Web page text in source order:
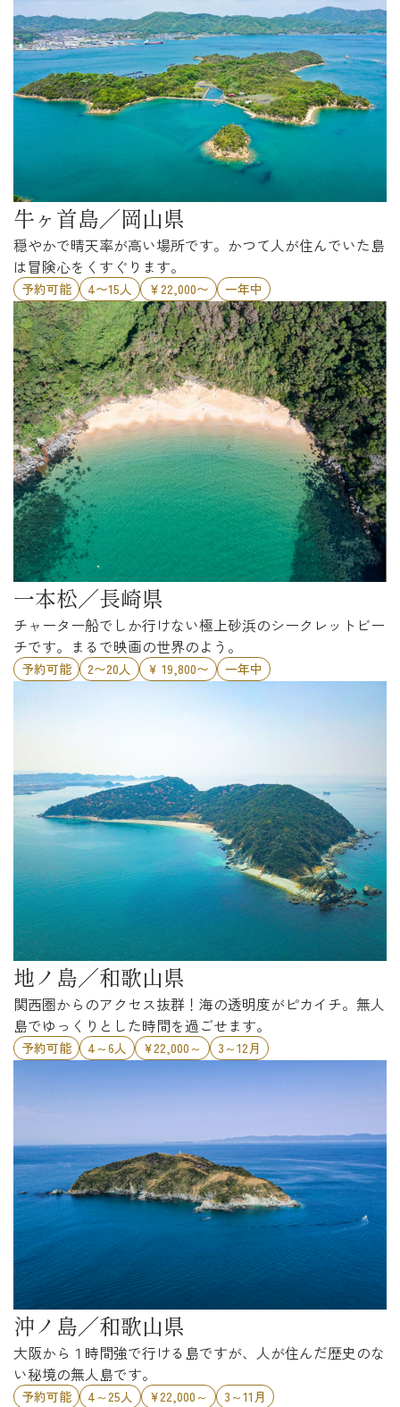
牛ヶ首島／岡山県
穏やかで晴天率が高い場所です。かつて人が住んでいた島
は冒険心をくすぐります。
予約可能 4〜15人 ￥22,000〜 一年中
一本松／長崎県
チャーター船でしか行けない極上砂浜のシークレットビー
チです。まるで映画の世界のよう。
予約可能 2〜20人 ¥ 19,800〜 一年中
地ノ島／和歌山県
関西圏からのアクセス抜群！海の透明度がピカイチ。無人
島でゆっくりとした時間を過ごせます。
予約可能 4～6人 ¥22,000～ 3～12月
沖ノ島／和歌山県
大阪から１時間強で行ける島ですが、人が住んだ歴史のな
い秘境の無人島です。
予約可能 4～25人 ¥22,000～ 3～11月